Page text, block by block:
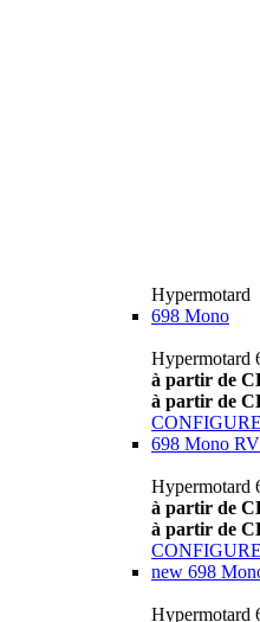
Hypermotard
698 Mono
Hypermotard
à partir de
à partir de
698 Mono
Hypermotard
à partir de
à partir de
new 698
Hypermotard